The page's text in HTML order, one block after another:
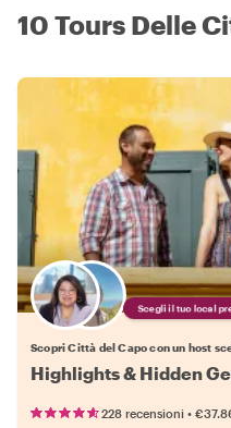
10 Tours Delle
Scegli il tuo local
Scopri Città del Capo con un host
Highlights & Hidden
228 recensioni •